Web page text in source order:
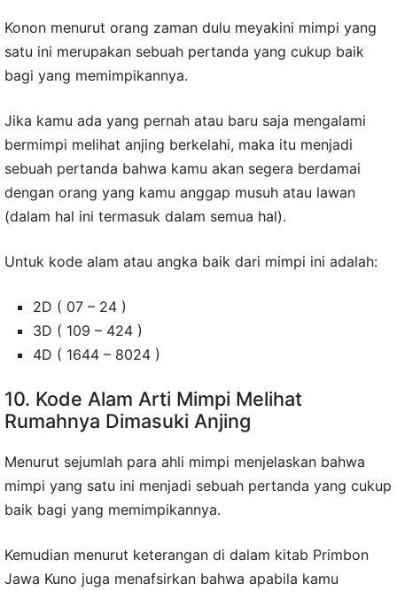
Konon menurut orang zaman dulu meyakini mimpi yang
satu ini merupakan sebuah pertanda yang cukup baik
bagi yang memimpikannya.
Jika kamu ada yang pernah atau baru saja mengalami
bermimpi melihat anjing berkelahi, maka itu menjadi
sebuah pertanda bahwa kamu akan segera berdamai
dengan orang yang kamu anggap musuh atau lawan
(dalam hal ini termasuk dalam semua hal).
Untuk kode alam atau angka baik dari mimpi ini adalah:
2D ( 07 – 24 )
3D ( 109 – 424 )
4D ( 1644 – 8024 )
10. Kode Alam Arti Mimpi Melihat
Rumahnya Dimasuki Anjing
Menurut sejumlah para ahli mimpi menjelaskan bahwa
mimpi yang satu ini menjadi sebuah pertanda yang cukup
baik bagi yang memimpikannya.
Kemudian menurut keterangan di dalam kitab Primbon
Jawa Kuno juga menafsirkan bahwa apabila kamu